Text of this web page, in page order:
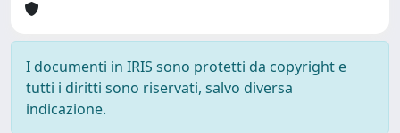
I documenti in IRIS sono protetti da copyright e
tutti i diritti sono riservati, salvo diversa
indicazione.